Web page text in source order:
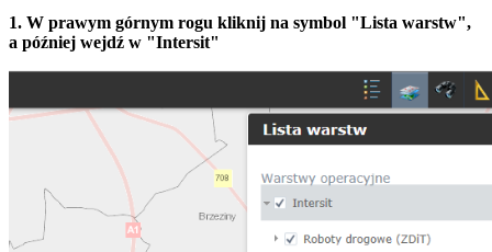
1. W prawym górnym rogu kliknij na symbol "Lista warstw",
a później wejdź w "Intersit"